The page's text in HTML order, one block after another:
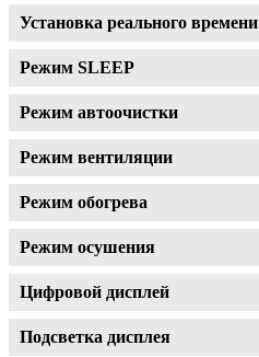
Установка реального времени
Режим SLEEP
Режим автоочистки
Режим вентиляции
Режим обогрева
Режим осушения
Цифровой дисплей
Подсветка дисплея